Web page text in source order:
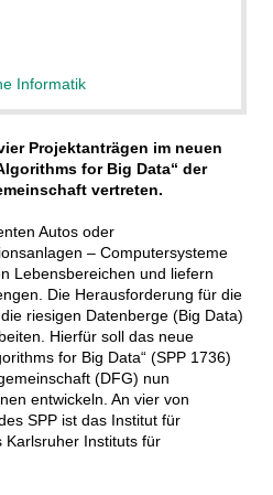
Informatik
Projektanträgen im neuen
for Big Data“ der
vertreten.
Autos oder
– Computersysteme
Lebensbereichen und liefern
Die Herausforderung für die
riesigen Datenberge (Big Data)
Hierfür soll das neue
for Big Data“ (SPP 1736)
(DFG) nun
entwickeln. An vier von
SPP ist das Institut für
Instituts für